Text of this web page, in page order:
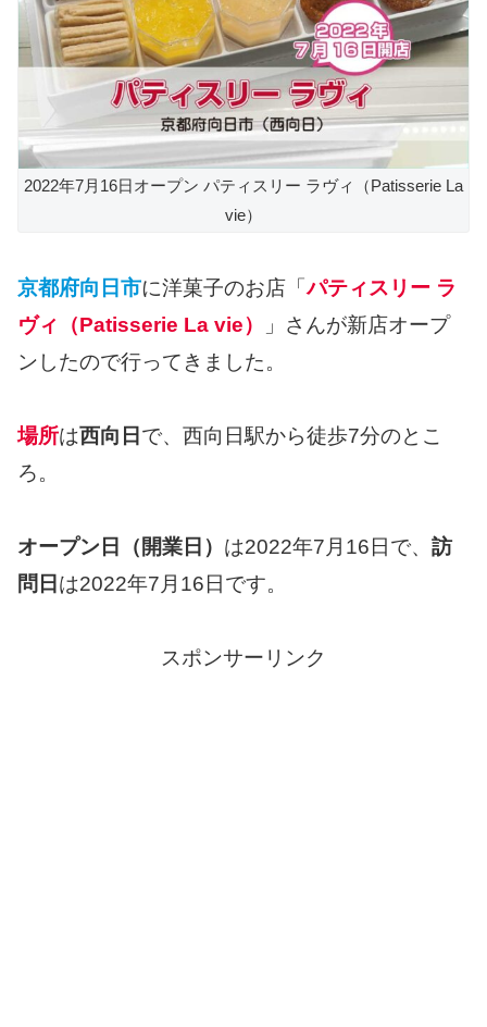
2022年7月16日オープン パティスリー ラヴィ（Patisserie La
vie）
京都府向日市に洋菓子のお店「パティスリー ラ
ヴィ（Patisserie La vie）
」さんが新店オープ
ンしたので行ってきました。
場所は西向日 で、西向日駅から徒歩7分のとこ
ろ。
オープン日（開業日） は2022年7月16日で、 訪
問日 は2022年7月16日です。
スポンサーリンク